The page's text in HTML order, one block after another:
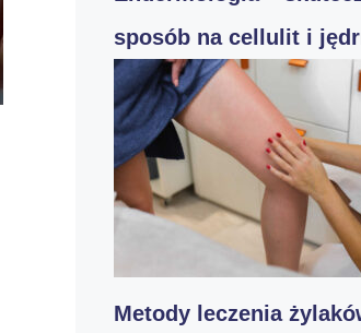
sposób na cellulit i
Metody leczenia